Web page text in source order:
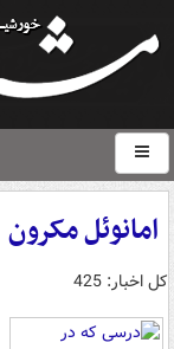
امانوئل مکرون
کل اخبار: 425